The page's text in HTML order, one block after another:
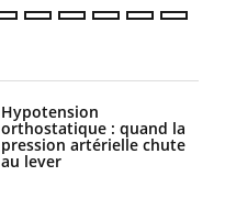
Hypotension
orthostatique : quand la
pression artérielle chute
au lever